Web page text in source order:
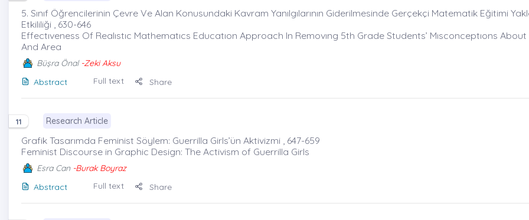
5. Sınıf Öğrencilerinin Çevre Ve Alan Konusundaki Kavram Yanılgılarının Giderilmesinde Gerçekçi Matematik Eğitimi
Etkililiği , 630-646
Effectıveness Of Realıstıc Mathematıcs Educatıon Approach In Removıng 5th Grade Students’ Mısconceptıons About
And Area
Büşra Önal -Zeki Aksu
Abstract
Full text Share
11 Research Article
Grafik Tasarımda Feminist Söylem: Guerrilla Girls’ün Aktivizmi , 647-659
Feminist Discourse in Graphic Design: The Activism of Guerrilla Girls
Esra Can -Burak Boyraz
Abstract
Full text Share